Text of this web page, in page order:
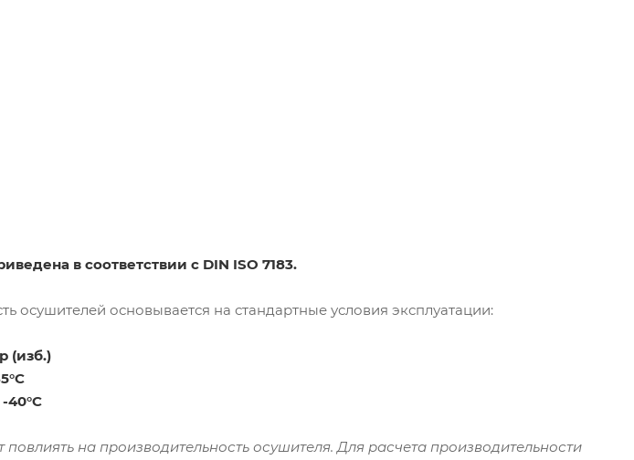
в соответствии с DIN ISO 7183.
осушителей основывается на стандартные условия эксплуатации:
(изб.)
40°C
на производительность осушителя. Для расчета производительности